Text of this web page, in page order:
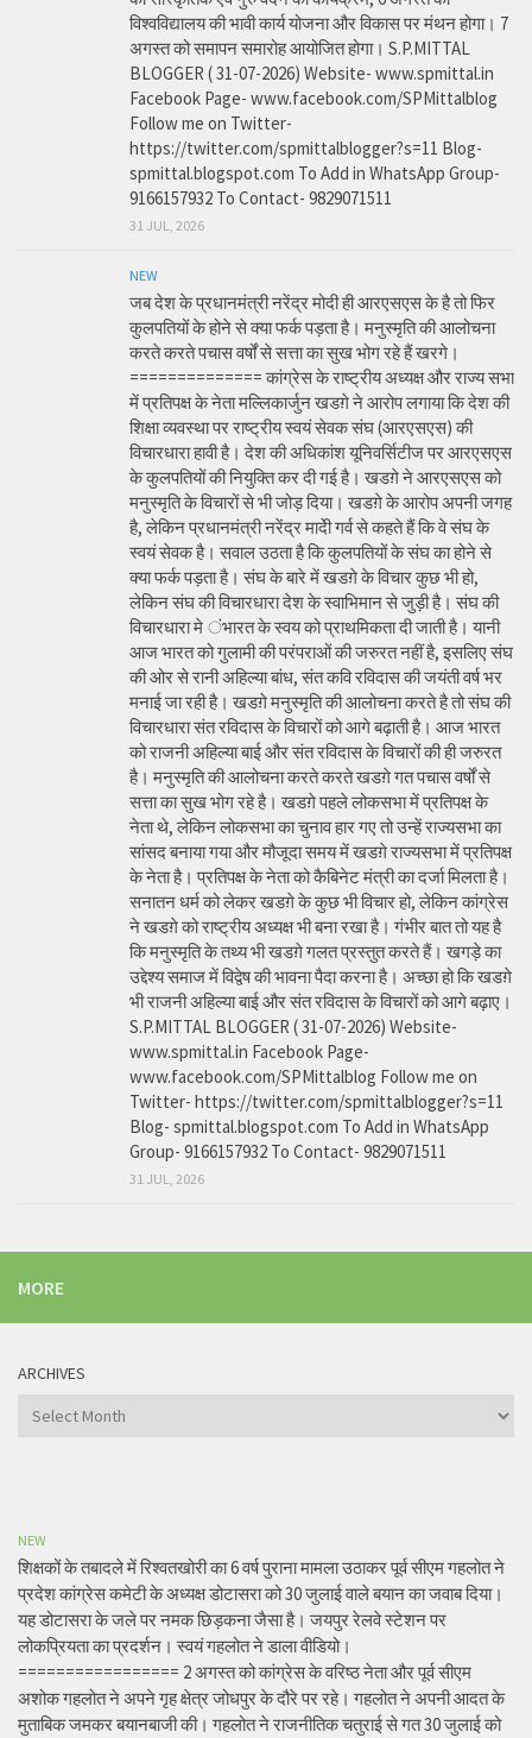
विश्वविद्यालय की भावी कार्य योजना और विकास पर मंथन होगा। 7
अगस्त को समापन समारोह आयोजित होगा। S.P.MITTAL
BLOGGER ( 31-07-2026) Website- www.spmittal.in
Facebook Page- www.facebook.com/SPMittalblog
Follow me on Twitter-
https://twitter.com/spmittalblogger?s=11 Blog-
spmittal.blogspot.com To Add in WhatsApp Group-
9166157932 To Contact- 9829071511
31 JUL, 2026
NEW
जब देश के प्रधानमंत्री नरेंद्र मोदी ही आरएसएस के है तो फिर
कुलपतियों के होने से क्या फर्क पड़ता है। मनुस्मृति की आलोचना
करते करते पचास वर्षों से सत्ता का सुख भोग रहे हैं खरगे।
============== कांग्रेस के राष्ट्रीय अध्यक्ष और राज्य सभा
में प्रतिपक्ष के नेता मल्लिकार्जुन खडग़े ने आरोप लगाया कि देश की
शिक्षा व्यवस्था पर राष्ट्रीय स्वयं सेवक संघ (आरएसएस) की
विचारधारा हावी है। देश की अधिकांश यूनिवर्सिटीज पर आरएसएस
के कुलपतियों की नियुक्ति कर दी गई है। खडग़े ने आरएसएस को
मनुस्मृति के विचारों से भी जोड़ दिया। खडग़े के आरोप अपनी जगह
है, लेकिन प्रधानमंत्री नरेंद्र मादेी गर्व से कहते हैं कि वे संघ के
स्वयं सेवक है। सवाल उठता है कि कुलपतियों के संघ का होने से
क्या फर्क पड़ता है। संघ के बारे में खडग़े के विचार कुछ भी हो,
लेकिन संघ की विचारधारा देश के स्वाभिमान से जुड़ी है। संघ की
विचारधारा मे ंभारत के स्वय को प्राथमिकता दी जाती है। यानी
आज भारत को गुलामी की परंपराओं की जरुरत नहीं है, इसलिए संघ
की ओर से रानी अहिल्या बांध, संत कवि रविदास की जयंती वर्ष भर
मनाई जा रही है। खडग़े मनुस्मृति की आलोचना करते है तो संघ की
विचारधारा संत रविदास के विचारों को आगे बढ़ाती है। आज भारत
को राजनी अहिल्या बाई और संत रविदास के विचारों की ही जरुरत
है। मनुस्मृति की आलोचना करते करते खडग़े गत पचास वर्षों से
सत्ता का सुख भोग रहे है। खडग़े पहले लोकसभा में प्रतिपक्ष के
नेता थे, लेकिन लोकसभा का चुनाव हार गए तो उन्हें राज्यसभा का
सांसद बनाया गया और मौजूदा समय में खडग़े राज्यसभा में प्रतिपक्ष
के नेता है। प्रतिपक्ष के नेता को कैबिनेट मंत्री का दर्जा मिलता है।
सनातन धर्म को लेकर खडग़े के कुछ भी विचार हो, लेकिन कांग्रेस
ने खडग़े को राष्ट्रीय अध्यक्ष भी बना रखा है। गंभीर बात तो यह है
कि मनुस्मृति के तथ्य भी खडग़े गलत प्रस्तुत करते हैं। खगड़े का
उद्देश्य समाज में विद्वेष की भावना पैदा करना है। अच्छा हो कि खडग़े
भी राजनी अहिल्या बाई और संत रविदास के विचारों को आगे बढ़ाए।
S.P.MITTAL BLOGGER ( 31-07-2026) Website-
www.spmittal.in Facebook Page-
www.facebook.com/SPMittalblog Follow me on
Twitter- https://twitter.com/spmittalblogger?s=11
Blog- spmittal.blogspot.com To Add in WhatsApp
Group- 9166157932 To Contact- 9829071511
31 JUL, 2026
MORE
ARCHIVES
Archives
NEW
शिक्षकों के तबादले में रिश्वतखोरी का 6 वर्ष पुराना मामला उठाकर पूर्व सीएम गहलोत ने
प्रदेश कांग्रेस कमेटी के अध्यक्ष डोटासरा को 30 जुलाई वाले बयान का जवाब दिया।
यह डोटासरा के जले पर नमक छिड़कना जैसा है। जयपुर रेलवे स्टेशन पर
लोकप्रियता का प्रदर्शन। स्वयं गहलोत ने डाला वीडियो।
================= 2 अगस्त को कांग्रेस के वरिष्ठ नेता और पूर्व सीएम
अशोक गहलोत ने अपने गृह क्षेत्र जोधपुर के दौरे पर रहे। गहलोत ने अपनी आदत के
मुताबिक जमकर बयानबाजी की। गहलोत ने राजनीतिक चतुराई से गत 30 जुलाई को